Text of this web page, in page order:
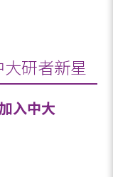
研者新星
入中大